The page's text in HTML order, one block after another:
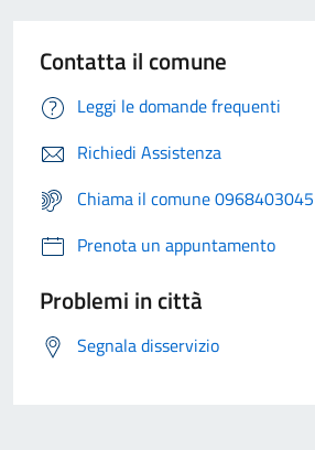
Contatta il comune
Leggi le domande frequenti
Richiedi Assistenza
Chiama il comune
Prenota un appuntamento
Problemi in città
Segnala disservizio